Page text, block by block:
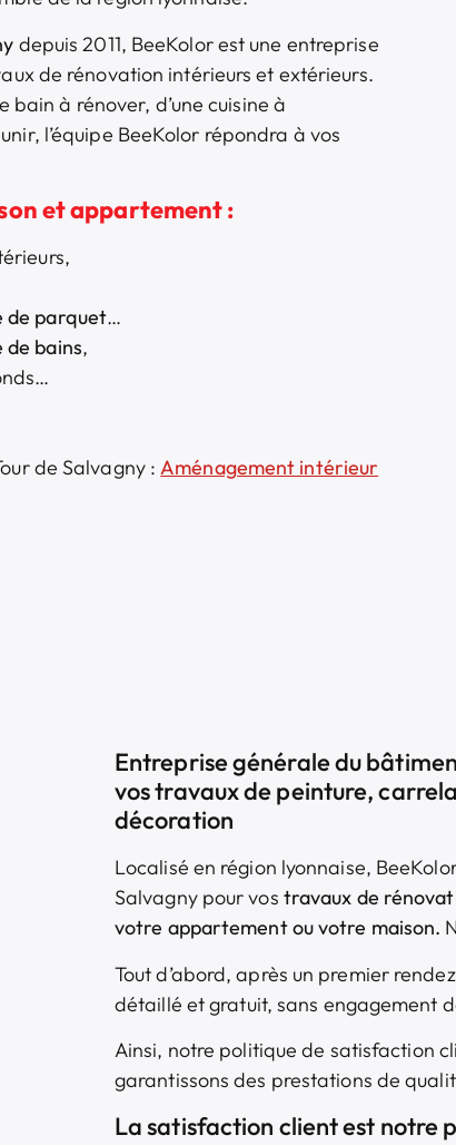
depuis 2011, BeeKolor est une entreprise
de rénovation intérieurs et extérieurs.
bain à rénover, d’une cuisine à
l’équipe BeeKolor répondra à vos
et appartement :
de parquet…
de bains,
de Salvagny :Aménagement intérieur
Entreprise générale du
vos travaux de peinture,
décoration
Localisé en région lyonnaise,
Salvagny pour vos travaux de
votre appartement ou votre maison.
Tout d’abord, après un premier
détaillé et gratuit, sans engagement
Ainsi, notre politique de satisfaction
garantissons des prestations de
La satisfaction client est notre